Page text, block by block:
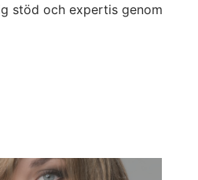
stöd och expertis genom